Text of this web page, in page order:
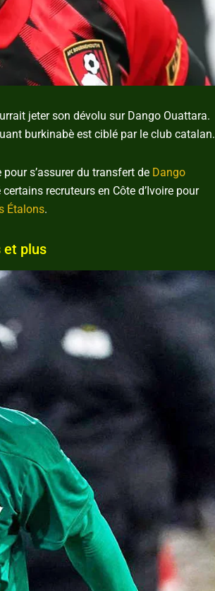
jeter son dévolu sur Dango Ouattara.
burkinabè est ciblé par le club catalan.
pour s’assurer du transfert de Dango
recruteurs en Côte d’Ivoire pour
Étalons.
et plus